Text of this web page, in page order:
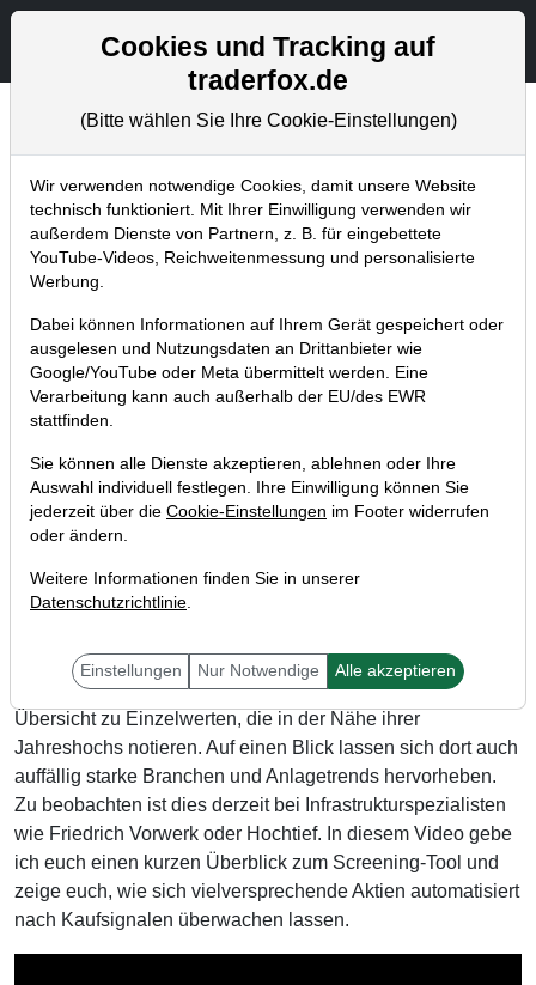
Aktien- und Artikelsuche
Trader-Blog
Home Blog Trader-Blog
Momentum Breakout Matrix -
Infrastrukturaktien ziehen auf neue
Hochs
29.07.2025 um 11:43 Uhr |A. Zehetner
die Momentum Breakout Matrix liefert euch eine gute
Übersicht zu Einzelwerten, die in der Nähe ihrer
Jahreshochs notieren. Auf einen Blick lassen sich dort auch
auffällig starke Branchen und Anlagetrends hervorheben.
Zu beobachten ist dies derzeit bei Infrastrukturspezialisten
wie Friedrich Vorwerk oder Hochtief. In diesem Video gebe
ich euch einen kurzen Überblick zum Screening-Tool und
zeige euch, wie sich vielversprechende Aktien automatisiert
nach Kaufsignalen überwachen lassen.
Cookies und Tracking auf
traderfox.de
(Bitte wählen Sie Ihre Cookie-Einstellungen)
Wir verwenden notwendige Cookies, damit unsere Website
technisch funktioniert. Mit Ihrer Einwilligung verwenden wir
außerdem Dienste von Partnern, z. B. für eingebettete
YouTube-Videos, Reichweitenmessung und personalisierte
Werbung.
Dabei können Informationen auf Ihrem Gerät gespeichert oder
ausgelesen und Nutzungsdaten an Drittanbieter wie
Google/YouTube oder Meta übermittelt werden. Eine
Verarbeitung kann auch außerhalb der EU/des EWR
stattfinden.
Sie können alle Dienste akzeptieren, ablehnen oder Ihre
Auswahl individuell festlegen. Ihre Einwilligung können Sie
jederzeit über die Cookie-Einstellungen im Footer widerrufen
oder ändern.
Weitere Informationen finden Sie in unserer
Datenschutzrichtlinie.
Einstellungen Nur Notwendige Alle akzeptieren